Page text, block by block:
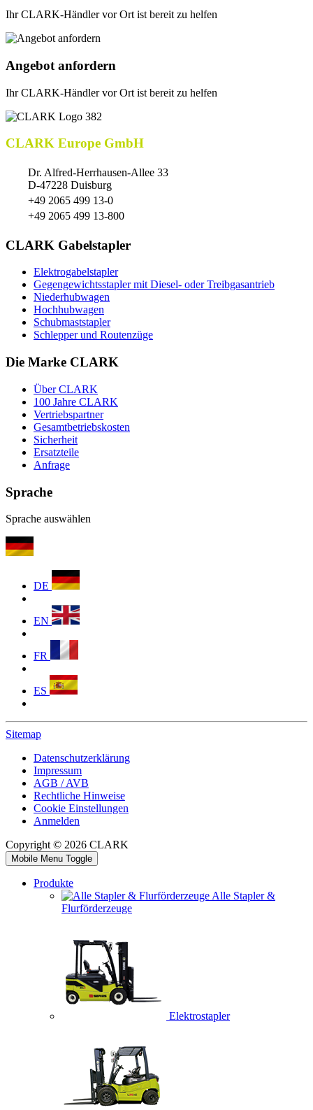
Ihr CLARK-Händler vor Ort ist bereit zu helfen
Angebot anfordern
Ihr CLARK-Händler vor Ort ist bereit zu helfen
CLARK Europe GmbH
Dr. Alfred-Herrhausen-Allee 33
D-47228 Duisburg
+49 2065 499 13-0
+49 2065 499 13-800
CLARK Gabelstapler
Elektrogabelstapler
Gegengewichtsstapler mit Diesel- oder Treibgasantrieb
Niederhubwagen
Hochhubwagen
Schubmaststapler
Schlepper und Routenzüge
Die Marke CLARK
Über CLARK
100 Jahre CLARK
Vertriebspartner
Gesamtbetriebskosten
Sicherheit
Ersatzteile
Anfrage
Sprache
Sprache auswählen
DE
EN
FR
ES
Sitemap
Datenschutzerklärung
Impressum
AGB / AVB
Rechtliche Hinweise
Cookie Einstellungen
Anmelden
Copyright © 2026 CLARK
Mobile Menu Toggle
Produkte
Alle Stapler &
Flurförderzeuge
Elektrostapler